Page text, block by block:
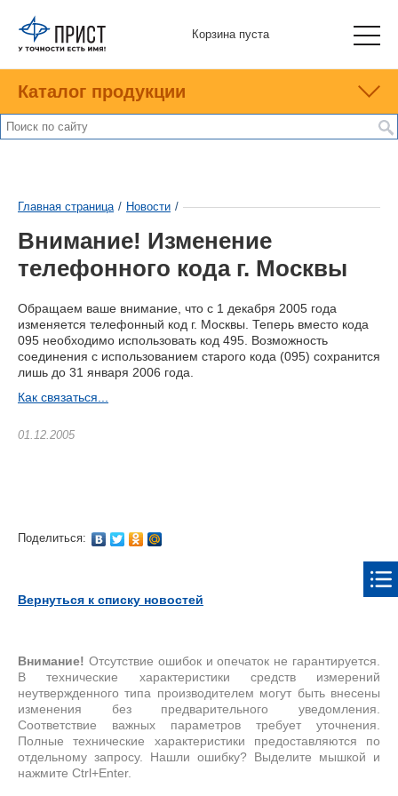
Корзина пуста
Каталог продукции
Главная страница / Новости /
Внимание! Изменение
телефонного кода г. Москвы
Обращаем ваше внимание, что с 1 декабря 2005 года
изменяется телефонный код г. Москвы. Теперь вместо кода
095 необходимо использовать код 495. Возможность
соединения с использованием старого кода (095) сохранится
лишь до 31 января 2006 года.
Как связаться...
01.12.2005
Поделиться:
Вернуться к списку новостей
Внимание! Отсутствие ошибок и опечаток не гарантируется.
В технические характеристики средств измерений
неутвержденного типа производителем могут быть внесены
изменения без предварительного уведомления.
Соответствие важных параметров требует уточнения.
Полные технические характеристики предоставляются по
отдельному запросу. Нашли ошибку? Выделите мышкой и
нажмите Ctrl+Enter.